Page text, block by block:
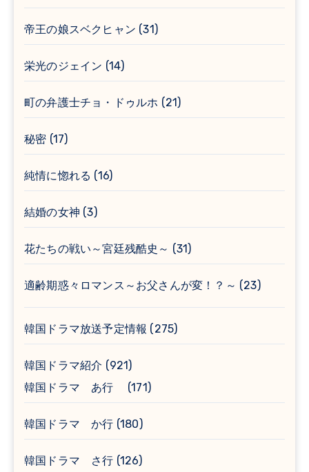
帝王の娘スベクヒャン (31)
栄光のジェイン (14)
町の弁護士チョ・ドゥルホ (21)
秘密 (17)
純情に惚れる (16)
結婚の女神 (3)
花たちの戦い～宮廷残酷史～ (31)
適齢期惑々ロマンス～お父さんが変！？～ (23)
韓国ドラマ放送予定情報 (275)
韓国ドラマ紹介 (921)
韓国ドラマ あ行
(171)
韓国ドラマ か行 (180)
韓国ドラマ さ行 (126)